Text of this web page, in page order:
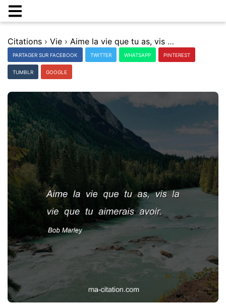
Citations › Vie › Aime la vie que tu as, vis la vie que tu aimerais avoir.
PARTAGER SUR FACEBOOK TWITTER WHATSAPP PINTEREST
TUMBLR GOOGLE